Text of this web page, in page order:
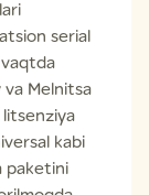
serial
va Melnitsa
kabi
paketini